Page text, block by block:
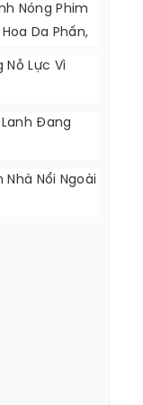
Nóng Phim
Da Phấn,
Nỗ Lực Vì
Lanh Đang
Nổi Ngoài